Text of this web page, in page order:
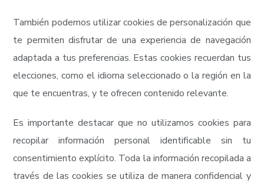
También podemos utilizar cookies de personalización que
te permiten disfrutar de una experiencia de navegación
adaptada a tus preferencias. Estas cookies recuerdan tus
elecciones, como el idioma seleccionado o la región en la
que te encuentras, y te ofrecen contenido relevante.
Es importante destacar que no utilizamos cookies para
recopilar información personal identificable sin tu
consentimiento explícito. Toda la información recopilada a
través de las cookies se utiliza de manera confidencial y